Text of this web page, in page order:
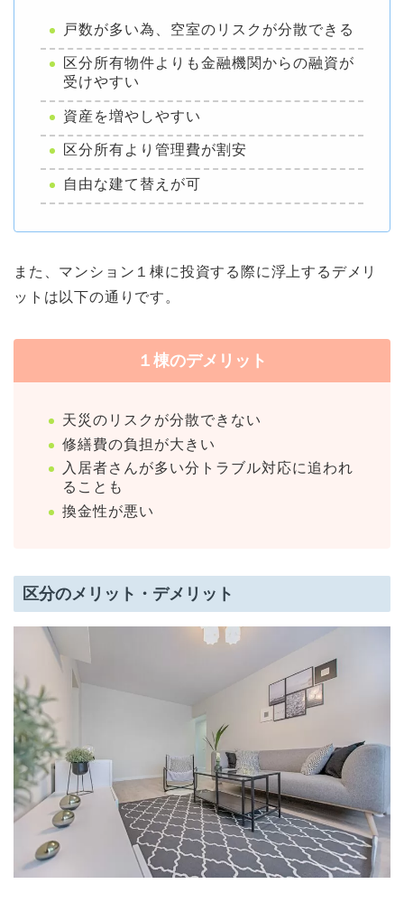
戸数が多い為、空室のリスクが分散できる
区分所有物件よりも金融機関からの融資が
受けやすい
資産を増やしやすい
区分所有より管理費が割安
自由な建て替えが可
また、マンション１棟に投資する際に浮上するデメリ
ットは以下の通りです。
１棟のデメリット
天災のリスクが分散できない
修繕費の負担が大きい
入居者さんが多い分トラブル対応に追われ
ることも
換金性が悪い
区分のメリット・デメリット